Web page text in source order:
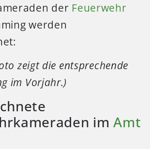
der Feuerwehr
werden
zeigt die entsprechende
im Vorjahr.)
imAmt